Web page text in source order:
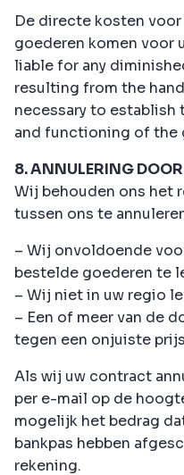
De directe kosten
goederen komen voor
liable for any
resulting from the
necessary to establish
and functioning of the
8. ANNULERING
Wij behouden ons het
tussen ons te
– Wij onvoldoende
bestelde goederen te
– Wij niet in uw regio
– Een of meer van de
tegen een onjuiste
Als wij uw contract
per e-mail op de
mogelijk het bedrag
bankpas hebben
rekening.